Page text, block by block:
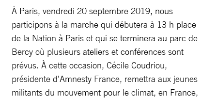
À Paris, vendredi 20 septembre 2019, nous
participons à la marche qui débutera à 13 h place
de la Nation à Paris et qui se terminera au parc de
Bercy où plusieurs ateliers et conférences sont
prévus. À cette occasion, Cécile Coudriou,
présidente d’Amnesty France, remettra aux jeunes
militants du mouvement pour le climat, en France,